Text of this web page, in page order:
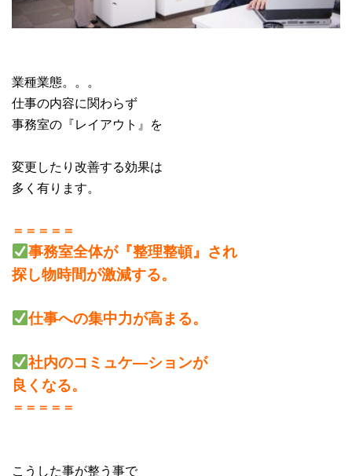
業種業態。。。
仕事の内容に関わらず
事務室の『レイアウト』を
変更したり改善する効果は
多く有ります。
＝＝＝＝＝
事務室全体が『整理整頓』され
探し物時間が激減する。
仕事への集中力が高まる。
社内のコミュケ―ションが
良くなる。
＝＝＝＝＝
こうした事が整う事で